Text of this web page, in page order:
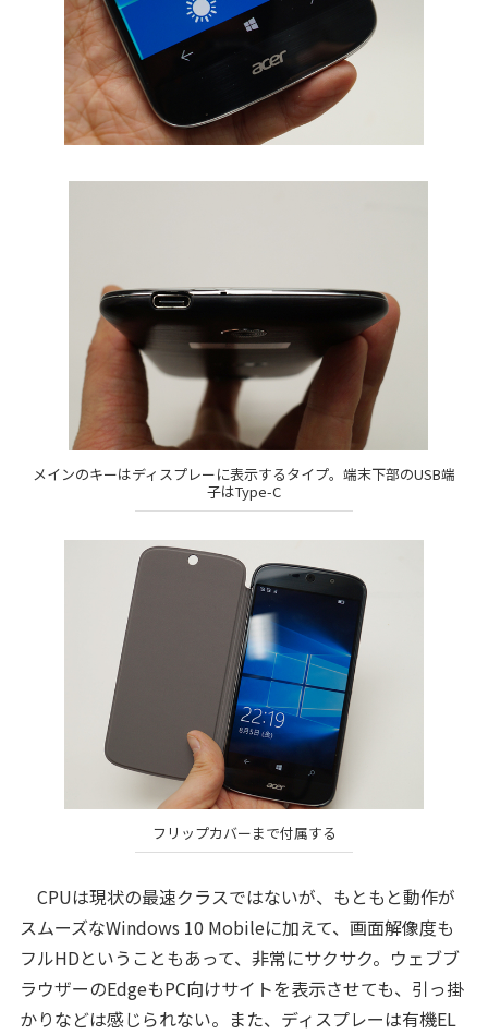
メインのキーはディスプレーに表示するタイプ。端末下部のUSB端
子はType-C
フリップカバーまで付属する
CPUは現状の最速クラスではないが、もともと動作が
スムーズなWindows 10 Mobileに加えて、画面解像度も
フルHDということもあって、非常にサクサク。ウェブブ
ラウザーのEdgeもPC向けサイトを表示させても、引っ掛
かりなどは感じられない。また、ディスプレーは有機EL